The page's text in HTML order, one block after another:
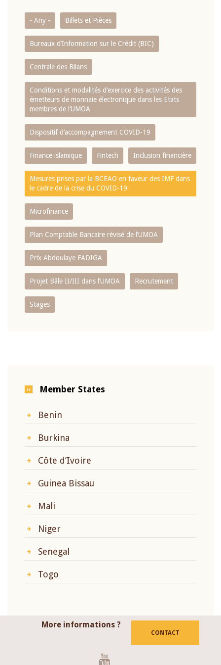
- Any - Billets et Pièces
Bureaux d’Information sur le Crédit (BIC)
Centrale des Bilans
Conditions et modalités d’exercice des activités des
émetteurs de monnaie électronique dans les Etats
membres de l’UMOA
Dispositif d’accompagnement COVID-19
Finance islamique Fintech Inclusion financière
Mesures prises par la BCEAO en faveur des IMF dans
le cadre de la crise du COVID-19
Microfinance
Plan Comptable Bancaire révisé de l’UMOA
Prix Abdoulaye FADIGA
Projet Bâle II/III dans l’UMOA Recrutement
Stages
Member States
Benin
Burkina
Côte d’Ivoire
Guinea Bissau
Mali
Niger
Senegal
Togo
More informations ?
CONTACT